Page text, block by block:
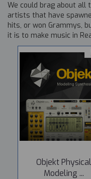
We could brag about all
artists that have
hits, or won Grammys,
it is to make music in
Objekt Physical
Modeling ...